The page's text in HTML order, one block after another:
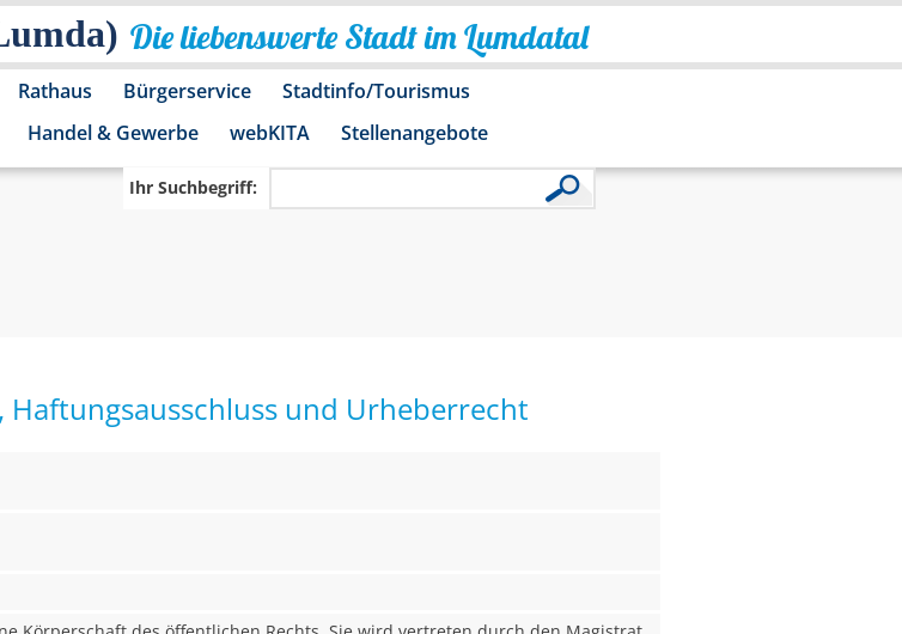
Die liebenswerte Stadt im Lumdatal
Rathaus Bürgerservice
Stadtinfo/Tourismus
Handel & Gewerbe webKITA Stellenangebote
Ihr Suchbegriff:
und Urheberrecht